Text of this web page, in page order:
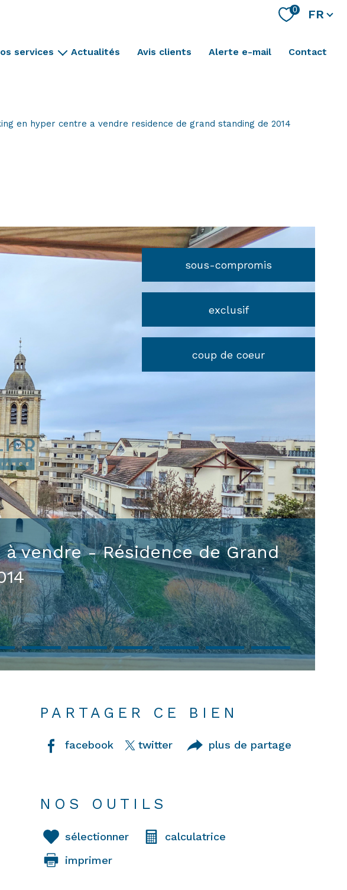
0 Langue
FR
nos services
Virtuelle
actualités avis clients alerte e-mail contact
en hyper centre a vendre residence de grand standing de 2014
sous-compromis
exclusif
coup de coeur
vendre - Résidence de Grand
PARTAGER CE BIEN
facebook twitter plus de partage
NOS OUTILS
sélectionner
calculatrice
imprimer